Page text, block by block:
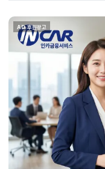
AD 후원광고